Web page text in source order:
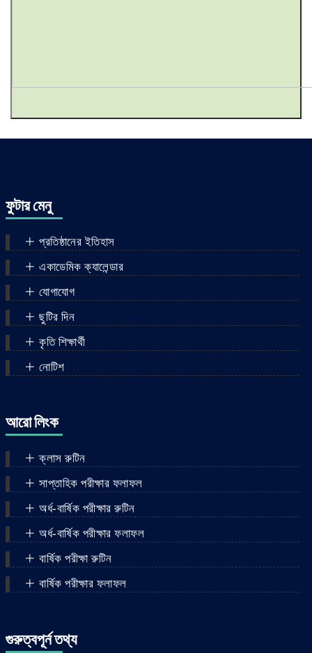
ফুটার মেনু
প্রতিষ্ঠানের ইতিহাস
একাডেমিক ক্যালেন্ডার
যোগাযোগ
ছুটির দিন
কৃতি শিক্ষার্থী
নোটিশ
আরো লিংক
ক্লাস রুটিন
সাপ্তাহিক পরীক্ষার ফলাফল
অর্ধ-বার্ষিক পরীক্ষার রুটিন
অর্ধ-বার্ষিক পরীক্ষার ফলাফল
বার্ষিক পরীক্ষা রুটিন
বার্ষিক পরীক্ষার ফলাফল
গুরুত্বপূর্ন তথ্য